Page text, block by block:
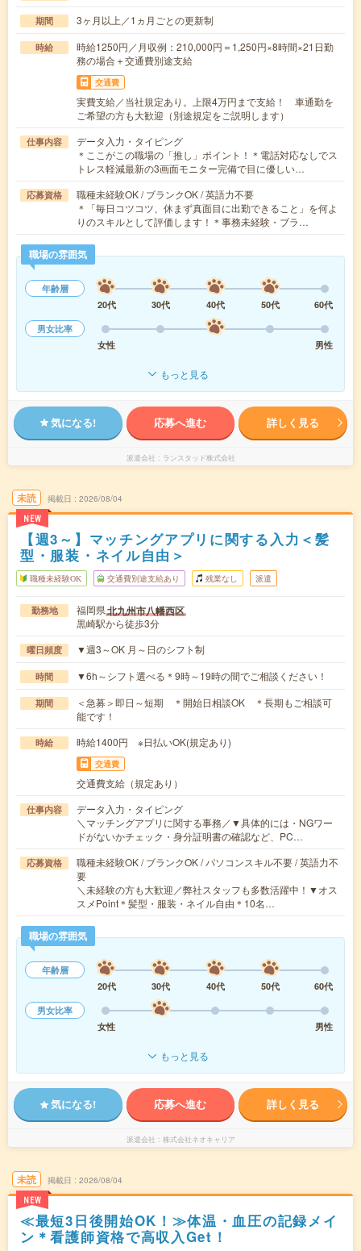
期間 3ヶ月以上／1ヵ月ごとの更新制
時給
時給1250円／月収例：210,000円＝1,250円×8時間×21日勤
務の場合＋交通費別途支給
交通費
実費支給／当社規定あり。上限4万円まで支給！ 車通勤を
ご希望の方も大歓迎（別途規定をご説明します）
仕事内容
データ入力・タイピング
＊ここがこの職場の「推し」ポイント！＊電話対応なしでス
トレス軽減最新の3画面モニター完備で目に優しい…
応募資格
職種未経験OK / ブランクOK / 英語力不要
＊「毎日コツコツ、休まず真面目に出勤できること」を何よ
りのスキルとして評価します！＊事務未経験・ブラ…
職場の雰囲気
年齢層
20代
30代 40代 50代
60代
男女比率
女性
男性
もっと見る
気になる! 応募へ進む 詳しく見る
派遣会社 ランスタッド株式会社
未読
NEW
掲載日 2026/08/04
【週3～】マッチングアプリに関する入力＜髪
型・服装・ネイル自由＞
職種未経験OK 交通費別途支給あり 残業なし 派遣
勤務地 福岡県北九州市八幡西区
黒崎駅から徒歩3分
曜日頻度 ▼週3～OK 月～日のシフト制
時間 ▼6h～シフト選べる＊9時～19時の間でご相談ください！
期間
＜急募＞即日～短期 ＊開始日相談OK ＊長期もご相談可
能です！
時給 時給1400円 ※日払いOK(規定あり)
交通費
交通費支給（規定あり）
仕事内容
データ入力・タイピング
＼マッチングアプリに関する事務／▼具体的には・NGワー
ドがないかチェック・身分証明書の確認など、PC…
応募資格
職種未経験OK / ブランクOK / パソコンスキル不要 / 英語力不
要
＼未経験の方も大歓迎／弊社スタッフも多数活躍中！▼オス
スメPoint＊髪型・服装・ネイル自由＊10名…
職場の雰囲気
年齢層
20代
30代 40代 50代
60代
男女比率
女性
男性
もっと見る
気になる! 応募へ進む 詳しく見る
派遣会社 株式会社ネオキャリア
未読
NEW
掲載日 2026/08/04
≪最短3日後開始OK！≫体温・血圧の記録メイ
ン＊看護師資格で高収入Get！